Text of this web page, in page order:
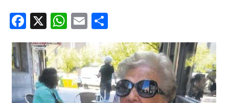
Facebook
X WhatsApp
Email